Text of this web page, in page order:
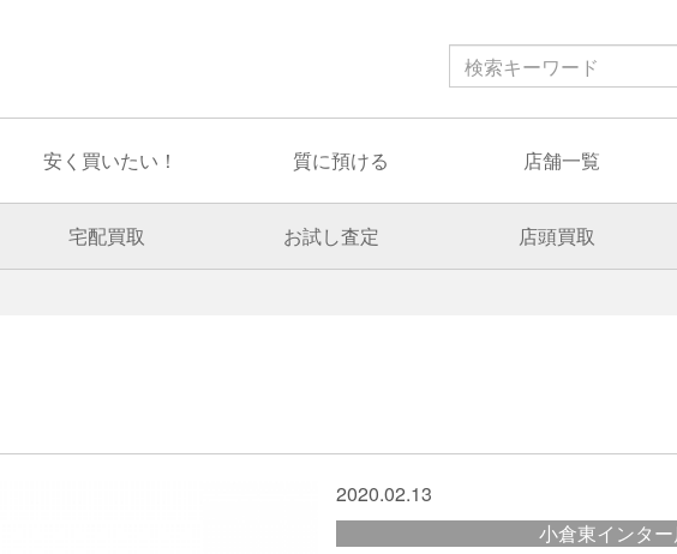
安く買いたい！ 質に預ける 店舗一覧
宅配買取 お試し査定 店頭買取
2020.02.13
小倉東インタ